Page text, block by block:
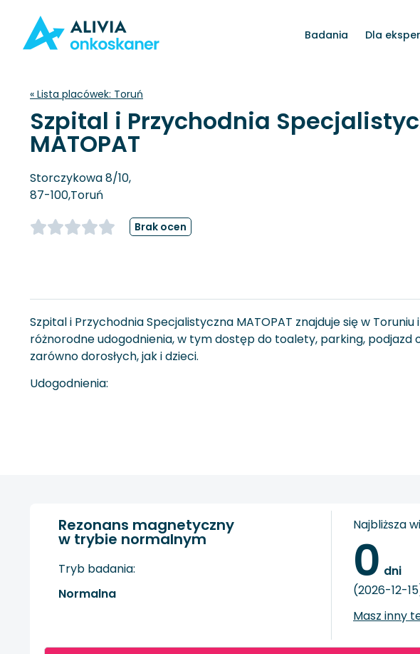
Badania Dla
« Lista placówek: Toruń
Szpital i Przychodnia
MATOPAT
Storczykowa 8/10,
87-100,Toruń
Brak ocen
Szpital i Przychodnia Specjalistyczna MATOPAT znajduje się w
różnorodne udogodnienia, w tym dostęp do toalety, parking,
zarówno dorosłych, jak i dzieci.
Udogodnienia:
Rezonans magnetyczny
w trybie normalnym
Tryb badania:
Normalna
Najbliższa
0 dni
(2026-12-
Masz inny